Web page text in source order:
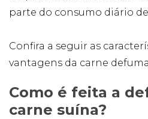
parte do consumo diário
Confira a seguir as
vantagens da carne
Como é feita a
carne suína?